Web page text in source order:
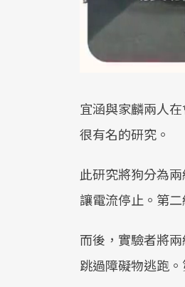
宜涵與家麟兩人
很有名的研究。
此研究將狗分為
讓電流停止。第
而後，實驗者將
跳過障礙物逃跑